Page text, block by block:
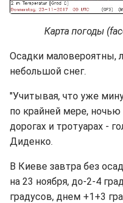
Карта погоды
Осадки маловероятны,
небольшой снег.
"Учитывая, что уже
по крайней мере,
дорогах и тротуарах -
Диденко.
В Киеве завтра без
на 23 ноября, до-2-4
градусов, днем +1+3